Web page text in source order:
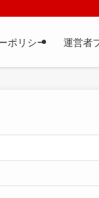
ポリシー 運営者